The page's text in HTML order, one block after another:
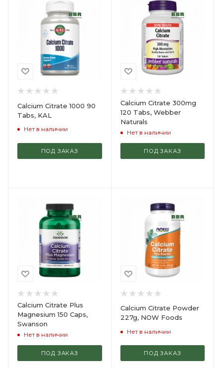
Calcium Citrate 1000 90
Tabs, KAL
Нет в наличии
ПОД ЗАКАЗ
Calcium Citrate 300mg
120 Tabs, Webber
Naturals
Нет в наличии
ПОД ЗАКАЗ
Calcium Citrate Plus
Magnesium 150 Caps,
Swanson
Нет в наличии
ПОД ЗАКАЗ
Calcium Citrate Powder
227g, NOW Foods
Нет в наличии
ПОД ЗАКАЗ